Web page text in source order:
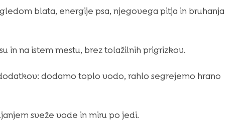
blata, energije psa, njegovega pitja in bruhanja
in na istem mestu, brez tolažilnih prigrizkov.
dodamo toplo vodo, rahlo segrejemo hrano
sveže vode in miru po jedi.